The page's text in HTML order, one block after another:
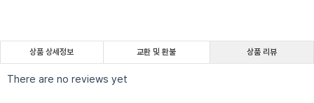
상품 상세정보 교환 및 환불 상품 리뷰
There are no reviews yet